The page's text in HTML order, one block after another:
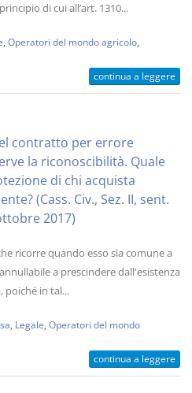
di cui all’art. 1310...
Operatori del mondo agricolo
continua a leggere
contratto per errore
la riconoscibilità. Quale
di chi acquista
(Cass. Civ., Sez. II, sent.
2017)
ricorre quando esso sia comune a
a prescindere dall'esistenza
poiché in tal...
Legale Operatori del mondo
continua a leggere